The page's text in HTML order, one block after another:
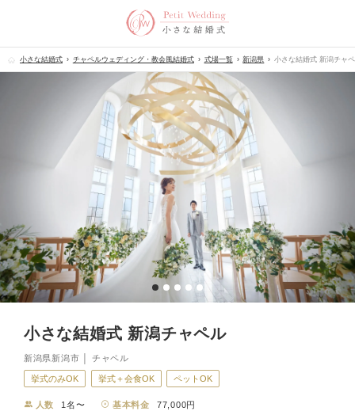
小さな結婚式 チャペルウェディング・教会風結婚式 式場一覧 新潟県 小さな結婚式 新潟チャ
小さな結婚式 新潟チャペル
新潟県新潟市 │ チャペル
挙式のみOK 挙式＋会食OK ペットOK
人数 1名〜 基本料金
77,000円